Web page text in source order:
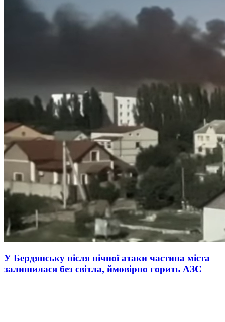
У Бердянську після нічної атаки частина міста
залишилася без світла, ймовірно горить АЗС